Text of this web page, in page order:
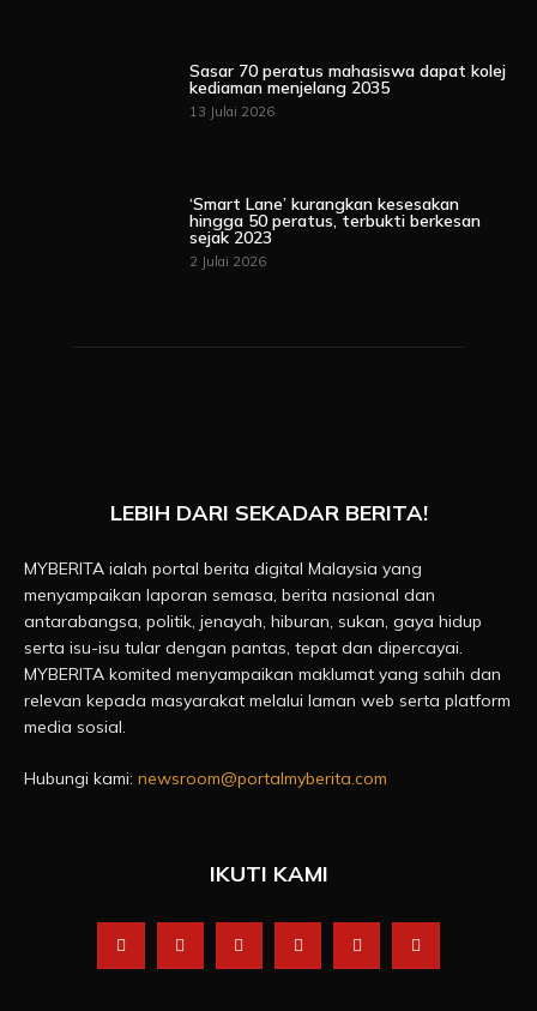
Sasar 70 peratus mahasiswa dapat kolej
kediaman menjelang 2035
13 Julai 2026
‘Smart Lane’ kurangkan kesesakan
hingga 50 peratus, terbukti berkesan
sejak 2023
2 Julai 2026
LEBIH DARI SEKADAR BERITA!
MYBERITA ialah portal berita digital Malaysia yang
menyampaikan laporan semasa, berita nasional dan
antarabangsa, politik, jenayah, hiburan, sukan, gaya hidup
serta isu-isu tular dengan pantas, tepat dan dipercayai.
MYBERITA komited menyampaikan maklumat yang sahih dan
relevan kepada masyarakat melalui laman web serta platform
media sosial.
Hubungi kami: newsroom@portalmyberita.com
IKUTI KAMI